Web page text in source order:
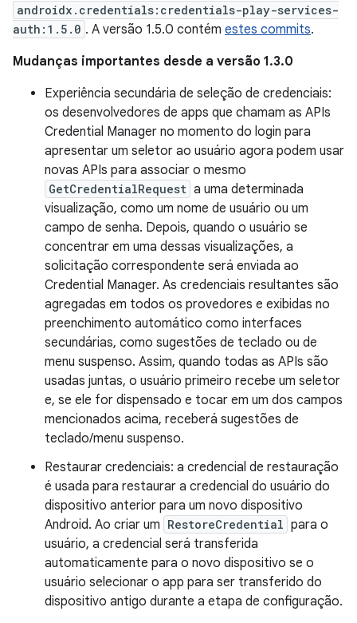
androidx.credentials:credentials-play-services-
auth:1.5.0 . A versão 1.5.0 contém estes commits.
Mudanças importantes desde a versão 1.3.0
Experiência secundária de seleção de credenciais:
os desenvolvedores de apps que chamam as APIs
Credential Manager no momento do login para
apresentar um seletor ao usuário agora podem usar
novas APIs para associar o mesmo
GetCredentialRequest a uma determinada
visualização, como um nome de usuário ou um
campo de senha. Depois, quando o usuário se
concentrar em uma dessas visualizações, a
solicitação correspondente será enviada ao
Credential Manager. As credenciais resultantes são
agregadas em todos os provedores e exibidas no
preenchimento automático como interfaces
secundárias, como sugestões de teclado ou de
menu suspenso. Assim, quando todas as APIs são
usadas juntas, o usuário primeiro recebe um seletor
e, se ele for dispensado e tocar em um dos campos
mencionados acima, receberá sugestões de
teclado/menu suspenso.
Restaurar credenciais: a credencial de restauração
é usada para restaurar a credencial do usuário do
dispositivo anterior para um novo dispositivo
Android. Ao criar um RestoreCredential para o
usuário, a credencial será transferida
automaticamente para o novo dispositivo se o
usuário selecionar o app para ser transferido do
dispositivo antigo durante a etapa de configuração.